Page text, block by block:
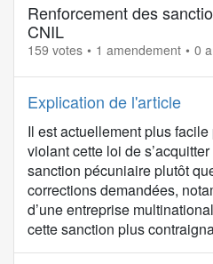
Renforcement des
CNIL
159 votes 1 amendement 0
Explication de l'article
Il est actuellement plus
violant cette loi de
sanction pécuniaire plutôt
corrections demandées,
d’une entreprise
cette sanction plus